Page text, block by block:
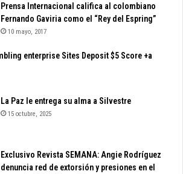
Prensa Internacional califica al colombiano
Fernando Gaviria como el “Rey del Espring”
10 mayo, 2017
enterprise Sites Deposit $5 Score +a
La Paz le entrega su alma a Silvestre
15 octubre, 2025
Exclusivo Revista SEMANA: Angie Rodríguez
denuncia red de extorsión y presiones en el